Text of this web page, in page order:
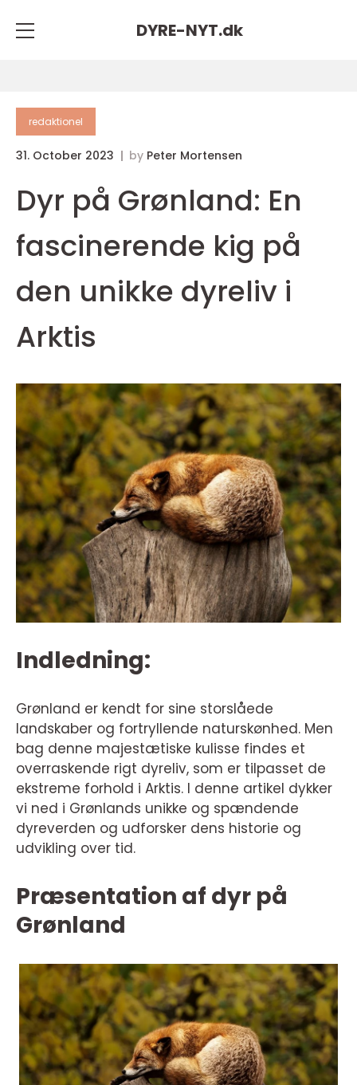
DYRE-NYT.dk
redaktionel
31. October 2023 by Peter Mortensen
Dyr på Grønland: En
fascinerende kig på
den unikke dyreliv i
Arktis
Indledning:
Grønland er kendt for sine storslåede
landskaber og fortryllende naturskønhed. Men
bag denne majestætiske kulisse findes et
overraskende rigt dyreliv, som er tilpasset de
ekstreme forhold i Arktis. I denne artikel dykker
vi ned i Grønlands unikke og spændende
dyreverden og udforsker dens historie og
udvikling over tid.
Præsentation af dyr på
Grønland